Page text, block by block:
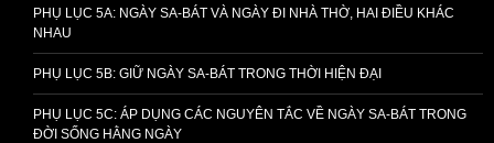
PHỤ LỤC 5A: NGÀY SA-BÁT VÀ NGÀY ĐI NHÀ THỜ, HAI ĐIỀU KHÁC
NHAU
PHỤ LỤC 5B: GIỮ NGÀY SA-BÁT TRONG THỜI HIỆN ĐẠI
PHỤ LỤC 5C: ÁP DỤNG CÁC NGUYÊN TẮC VỀ NGÀY SA-BÁT TRONG
ĐỜI SỐNG HẰNG NGÀY